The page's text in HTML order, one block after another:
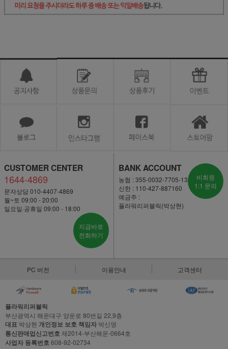
CUSTOMER CENTER
1644-4869
문자상담 010-4407-4869
월~토 09:00 - 20:00
일요일·공휴일 09:00 - 18:00
지금바로
전화하기
BANK ACCOUNT
농협 : 355-0032-7705-13
신한 : 110-427-887160
예금주 :
플라워리퍼블릭(박상현)
비회원
1:1 문의
PC 버전 이용안내 고객센터
플라워리퍼블릭
부산광역시 해운대구 양운로 80번길 22,9층
대표 박상현 개인정보 보호 책임자 박신영
통신판매업신고번호제2014-부산해운-0664호
사업자 등록번호608-92-02734